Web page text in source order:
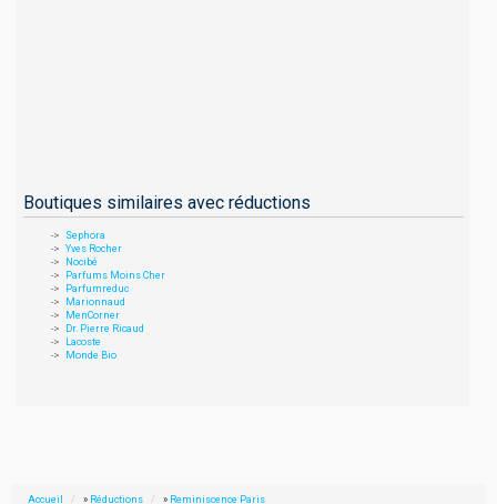
Boutiques similaires avec réductions
Sephora
Yves Rocher
Nocibé
Parfums Moins Cher
Parfumreduc
Marionnaud
MenCorner
Dr. Pierre Ricaud
Lacoste
Monde Bio
Accueil » Réductions » Reminiscence Paris